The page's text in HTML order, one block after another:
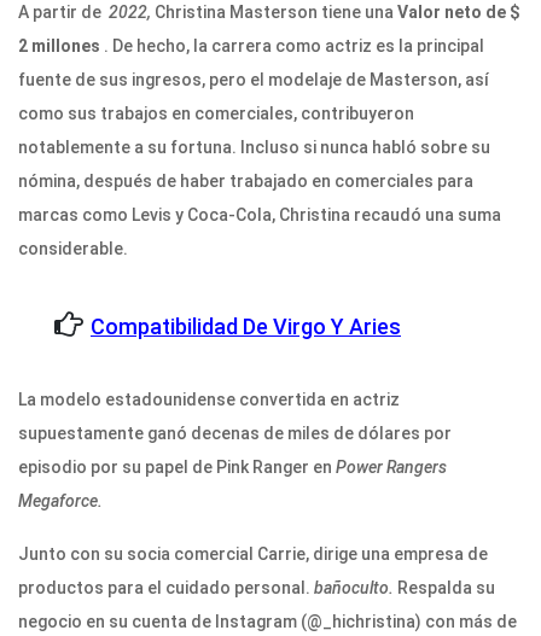
A partir de 2022, Christina Masterson tiene una Valor neto de $
2 millones . De hecho, la carrera como actriz es la principal
fuente de sus ingresos, pero el modelaje de Masterson, así
como sus trabajos en comerciales, contribuyeron
notablemente a su fortuna. Incluso si nunca habló sobre su
nómina, después de haber trabajado en comerciales para
marcas como Levis y Coca-Cola, Christina recaudó una suma
considerable.
Compatibilidad De Virgo Y Aries
La modelo estadounidense convertida en actriz
supuestamente ganó decenas de miles de dólares por
episodio por su papel de Pink Ranger en Power Rangers
Megaforce.
Junto con su socia comercial Carrie, dirige una empresa de
productos para el cuidado personal. bañoculto. Respalda su
negocio en su cuenta de Instagram (@_hichristina) con más de